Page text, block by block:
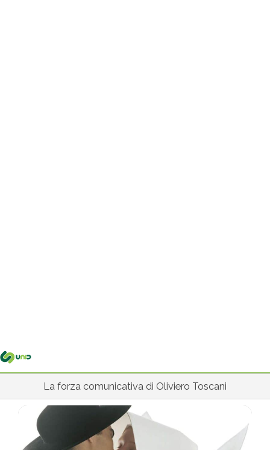
La forza comunicativa di Oliviero Toscani